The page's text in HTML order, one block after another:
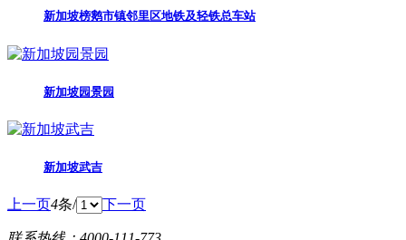
新加坡榜鹅市镇邻里区地铁及轻铁总车站
新加坡园景园
新加坡武吉
上一页4条/ 下一页